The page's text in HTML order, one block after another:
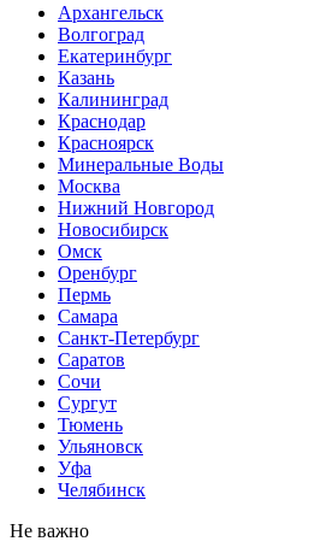
Архангельск
Волгоград
Екатеринбург
Казань
Калининград
Краснодар
Красноярск
Минеральные Воды
Москва
Нижний Новгород
Новосибирск
Омск
Оренбург
Пермь
Самара
Санкт-Петербург
Саратов
Сочи
Сургут
Тюмень
Ульяновск
Уфа
Челябинск
Не важно